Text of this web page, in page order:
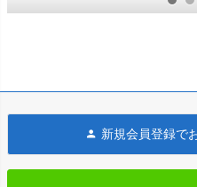
新規会員登録で